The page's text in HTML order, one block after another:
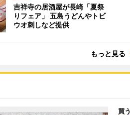
吉祥寺の居酒屋が長崎「夏祭
りフェア」 五島うどんやトビ
ウオ刺しなど提供
もっと見る
買う